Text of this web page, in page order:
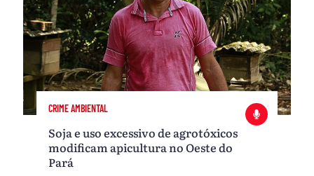
CRIME AMBIENTAL
Soja e uso excessivo de agrotóxicos
modificam apicultura no Oeste do
Pará